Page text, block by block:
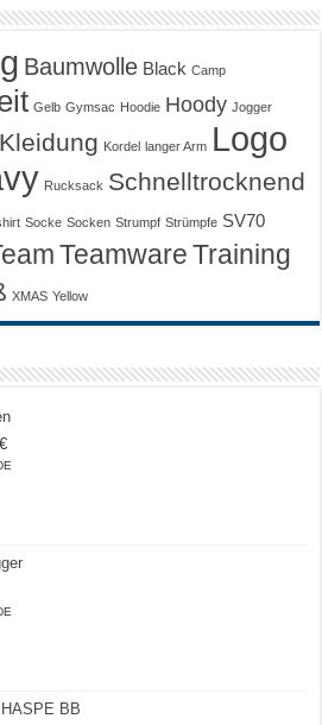
Baumwolle Black Camp
Gelb Gymsac Hoodie Hoody Jogger
Kleidung Kordel langer Arm Logo
Rucksack Schnelltrocknend
Socke Socken Strumpf Strümpfe SV70
Teamware Training
XMAS Yellow
€Preisspanne:
18,50 €
BB